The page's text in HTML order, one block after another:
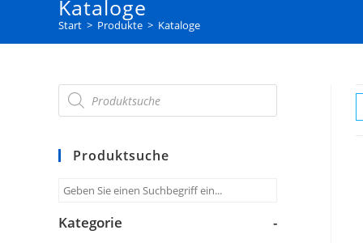
Kataloge
Start > Produkte > Kataloge
Produktsuche
Kategorie -